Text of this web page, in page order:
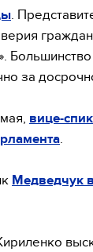
.
за
вице-
Медведчук